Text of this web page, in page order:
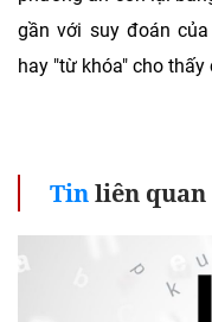
gần với suy đoán
hay "từ khóa" cho
Tinliên quan